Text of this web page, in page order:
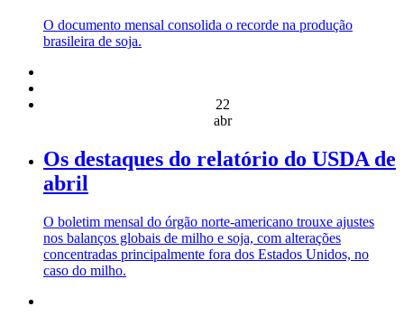
O documento mensal consolida o recorde na produção
brasileira de soja.
22
abr
Os destaques do relatório do USDA de
abril
O boletim mensal do órgão norte-americano trouxe ajustes
nos balanços globais de milho e soja, com alterações
concentradas principalmente fora dos Estados Unidos, no
caso do milho.